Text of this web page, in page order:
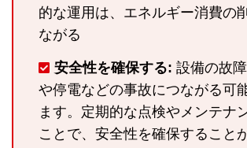
的な運用は、エネルギー消費の
ながる
安全性を確保する: 設備の故
や停電などの事故につながる可
ます。定期的な点検やメンテナ
ことで、安全性を確保すること